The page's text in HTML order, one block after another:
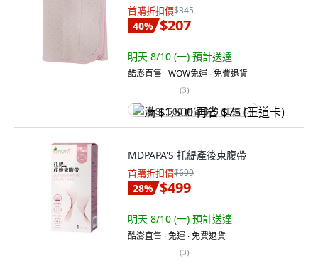
首購折扣價$345
40% $207
明天 8/10 (一) 預計送達
酷澎直售 ∙ WOW免運 ∙ 免費退貨
(3)
满 $1,500 再省 $75 (王道卡)
MDPAPA'S 托緹產後束腹帶
首購折扣價$699
28% $499
明天 8/10 (一) 預計送達
酷澎直售 ∙ 免運 ∙ 免費退貨
(3)